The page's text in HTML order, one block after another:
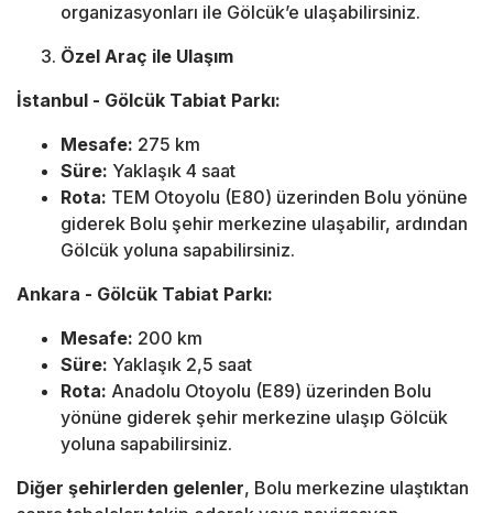
organizasyonları ile Gölcük’e ulaşabilirsiniz.
Özel Araç ile Ulaşım
İstanbul - Gölcük Tabiat Parkı:
Mesafe: 275 km
Süre: Yaklaşık 4 saat
Rota: TEM Otoyolu (E80) üzerinden Bolu yönüne
giderek Bolu şehir merkezine ulaşabilir, ardından
Gölcük yoluna sapabilirsiniz.
Ankara - Gölcük Tabiat Parkı:
Mesafe: 200 km
Süre: Yaklaşık 2,5 saat
Rota: Anadolu Otoyolu (E89) üzerinden Bolu
yönüne giderek şehir merkezine ulaşıp Gölcük
yoluna sapabilirsiniz.
Diğer şehirlerden gelenler, Bolu merkezine ulaştıktan